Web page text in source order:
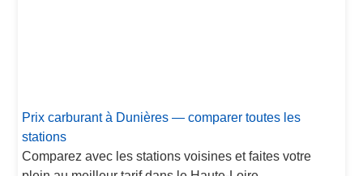
Prix carburant à Dunières — comparer toutes les
stations
Comparez avec les stations voisines et faites votre